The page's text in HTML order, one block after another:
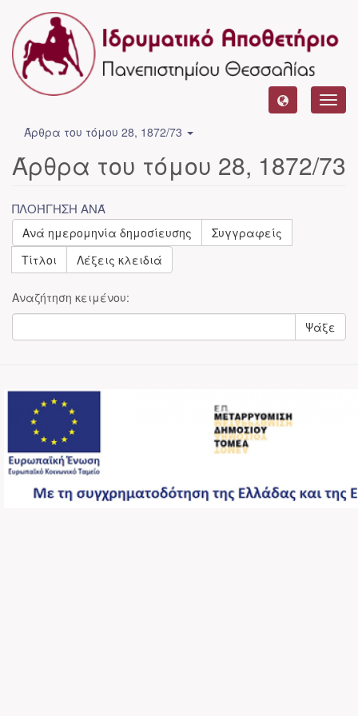
Άρθρα του τόμου 28, 1872/73
Άρθρα του τόμου 28, 1872/73
ΠΛΟΉΓΗΣΗ ΑΝΆ
Ανά ημερομηνία δημοσίευσης
Συγγραφείς
Τίτλοι
Λέξεις κλειδιά
Αναζήτηση κειμένου:
Ψάξε